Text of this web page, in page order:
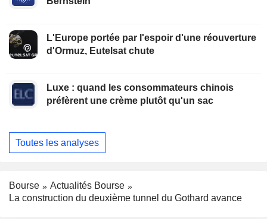
L'Europe portée par l'espoir d'une réouverture
d'Ormuz, Eutelsat chute
Luxe : quand les consommateurs chinois
préfèrent une crème plutôt qu'un sac
Toutes les analyses
Bourse
Actualités Bourse
La construction du deuxième tunnel du Gothard avance